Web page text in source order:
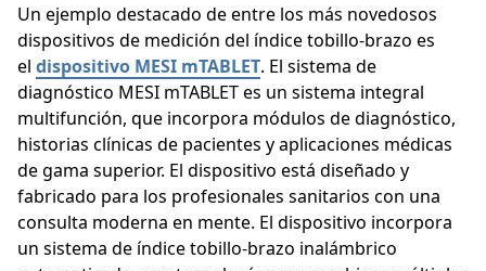
Un ejemplo destacado de entre los más novedosos
dispositivos de medición del índice tobillo-brazo es
el dispositivo MESI mTABLET. El sistema de
diagnóstico MESI mTABLET es un sistema integral
multifunción, que incorpora módulos de diagnóstico,
historias clínicas de pacientes y aplicaciones médicas
de gama superior. El dispositivo está diseñado y
fabricado para los profesionales sanitarios con una
consulta moderna en mente. El dispositivo incorpora
un sistema de índice tobillo-brazo inalámbrico